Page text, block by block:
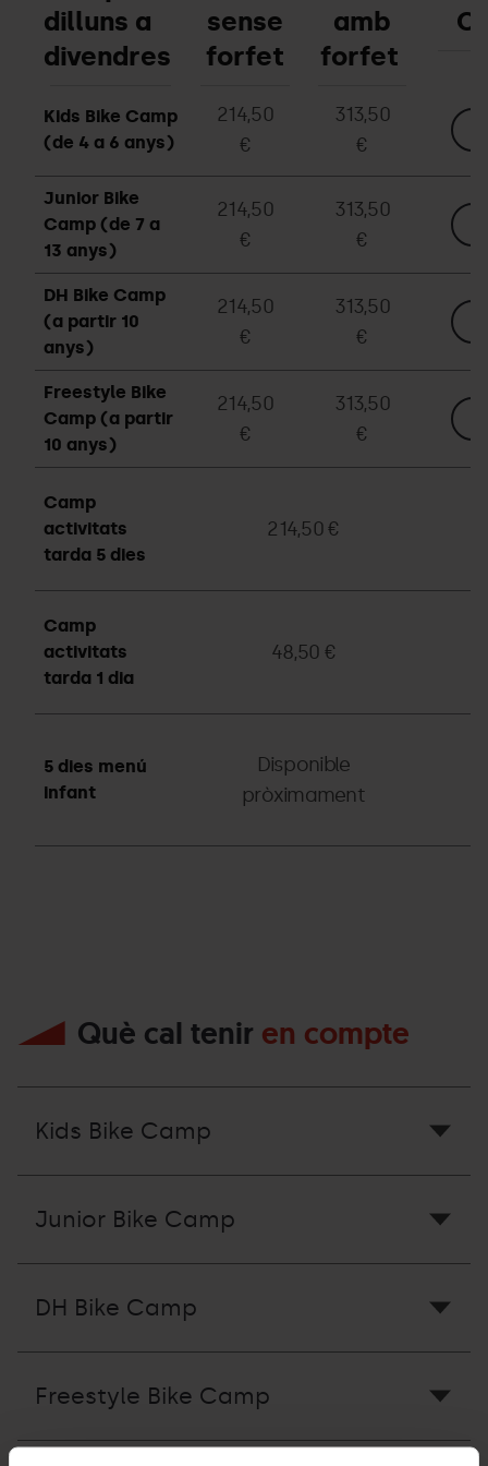
dilluns a
divendres
sense
forfet
amb
forfet
Kids Bike Camp
(de 4 a 6 anys)
214,50
€
313,50
€
Junior Bike
Camp (de 7 a
13 anys)
214,50
€
313,50
€
DH Bike Camp
(a partir 10
anys)
214,50
€
313,50
€
Freestyle Bike
Camp (a partir
10 anys)
214,50
€
313,50
€
Camp
activitats
tarda 5 dies
214,50 €
Camp
activitats
tarda 1 dia
48,50 €
5 dies menú
infant
Disponible
pròximament
Què cal tenir en compte
Kids Bike Camp
Junior Bike Camp
DH Bike Camp
Freestyle Bike Camp